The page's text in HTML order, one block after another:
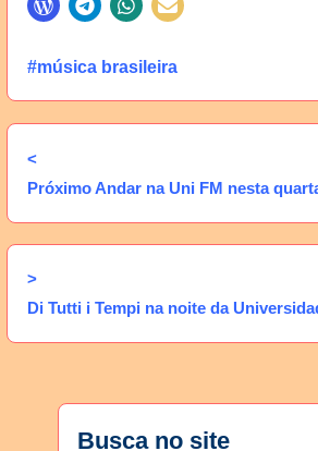
#música brasileira
<
Próximo Andar na Uni FM nesta
>
Di Tutti i Tempi na noite da
Busca no site